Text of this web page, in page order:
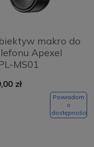
makro do
Apexel
MS01
zł
Powiadom
o
dostępności